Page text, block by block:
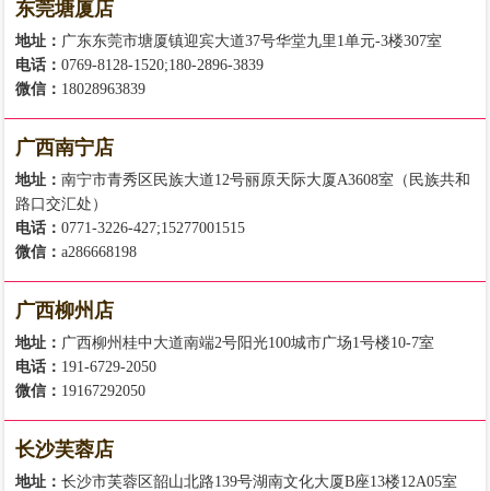
东莞塘厦店
地址： 广东东莞市塘厦镇迎宾大道37号华堂九里1单元-3楼307室
电话：0769-8128-1520;180-2896-3839
微信： 18028963839
广西南宁店
地址：南宁市青秀区民族大道12号丽原天际大厦A3608室（民族共和
路口交汇处）
电话：0771-3226-427;15277001515
微信：a286668198
广西柳州店
地址： 广西柳州桂中大道南端2号阳光100城市广场1号楼10-7室
电话： 191-6729-2050
微信： 19167292050
长沙芙蓉店
地址：长沙市芙蓉区韶山北路139号湖南文化大厦B座13楼12A05室